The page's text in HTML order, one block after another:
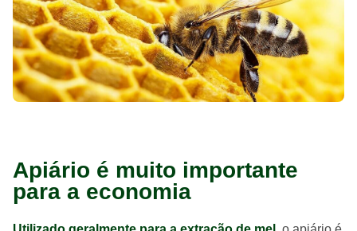
Apiário é muito importante
para a economia